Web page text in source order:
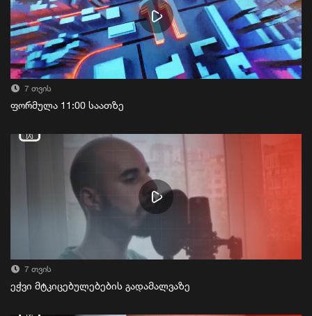
7 თვის
ფორმულა 11:00 საათზე
7 თვის
ეჭვი მტკიცებულებების გადამალვაზე